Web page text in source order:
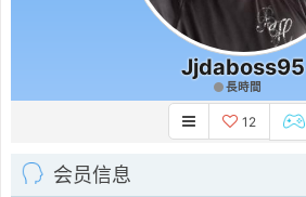
Jjdaboss95
長時間
12
会员信息